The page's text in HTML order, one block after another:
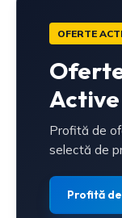
OFERTE
Active
Profită de
selectă de
Profită